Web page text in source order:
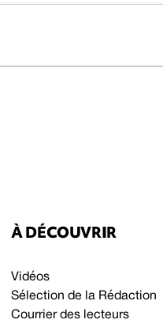
À DÉCOUVRIR
Vidéos
Sélection de la Rédaction
Courrier des lecteurs